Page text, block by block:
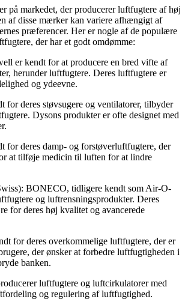
på markedet, der producerer luftfugtere af høj
af disse mærker kan variere afhængigt af
præferencer. Her er nogle af de populære
der har et godt omdømme:
er kendt for at producere en bred vifte af
herunder luftfugtere. Deres luftfugtere er
og ydeevne.
for deres støvsugere og ventilatorer, tilbyder
Dysons produkter er ofte designet med
for deres damp- og forstøverluftfugtere, der
at tilføje medicin til luften for at lindre
BONECO, tidligere kendt som Air-O-
og luftrensningsprodukter. Deres
for deres høj kvalitet og avancerede
for deres overkommelige luftfugtere, der er
der ønsker at forbedre luftfugtigheden i
banken.
luftfugtere og luftcirkulatorer med
og regulering af luftfugtighed.